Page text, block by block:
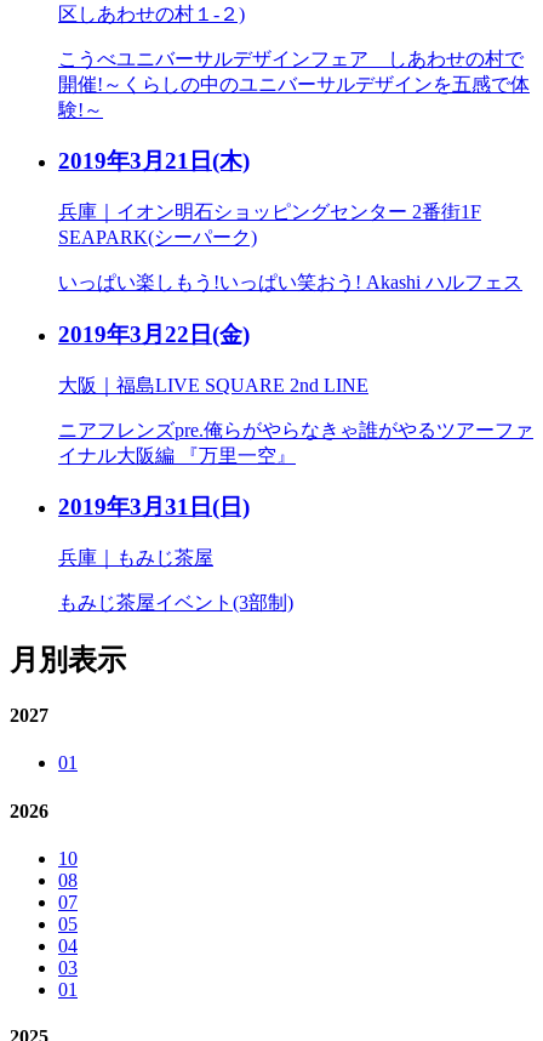
区しあわせの村１-２)
こうべユニバーサルデザインフェア しあわせの村で
開催!～くらしの中のユニバーサルデザインを五感で体
験!～
2019年3月21日(木)
兵庫｜イオン明石ショッピングセンター 2番街1F
SEAPARK(シーパーク)
いっぱい楽しもう!いっぱい笑おう! Akashi ハルフェス
2019年3月22日(金)
大阪｜福島LIVE SQUARE 2nd LINE
ニアフレンズpre.俺らがやらなきゃ誰がやるツアーファ
イナル大阪編 『万里一空』
2019年3月31日(日)
兵庫｜もみじ茶屋
もみじ茶屋イベント(3部制)
月別表示
2027
01
2026
10
08
07
05
04
03
01